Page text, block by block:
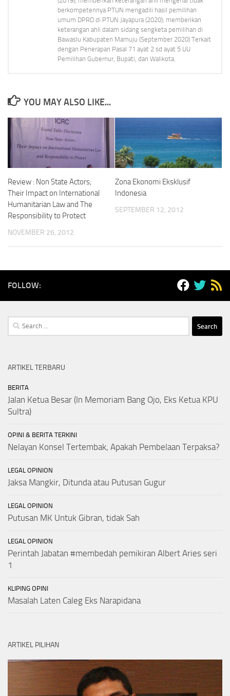
berkompetennya PTUN mengadili hasil pemilihan
umum DPRD di PTUN Jayapura (2020); memberikan
keterangan ahli dalam sidang sengketa pemilihan di
Bawaslu Kabupaten Mamuju (September 2020) Terkait
dengan Penerapan Pasal 71 ayat 2 sd ayat 5 UU
Pemilihan Gubernur, Bupati, dan Walikota.
YOU MAY ALSO LIKE...
Review : Non State Actors;
Their Impact on International
Humanitarian Law and The
Responsibility to Protect
NOVEMBER 26, 2012
Zona Ekonomi Eksklusif
Indonesia
SEPTEMBER 12, 2012
FOLLOW:
Search
for:
ARTIKEL TERBARU
BERITA
Jalan Ketua Besar (In Memoriam Bang Ojo, Eks Ketua KPU
Sultra)
OPINI & BERITA TERKINI
Nelayan Konsel Tertembak, Apakah Pembelaan Terpaksa?
LEGAL OPINION
Jaksa Mangkir, Ditunda atau Putusan Gugur
LEGAL OPINION
Putusan MK Untuk Gibran, tidak Sah
LEGAL OPINION
Perintah Jabatan #membedah pemikiran Albert Aries seri
1
KLIPING OPINI
Masalah Laten Caleg Eks Narapidana
ARTIKEL PILIHAN